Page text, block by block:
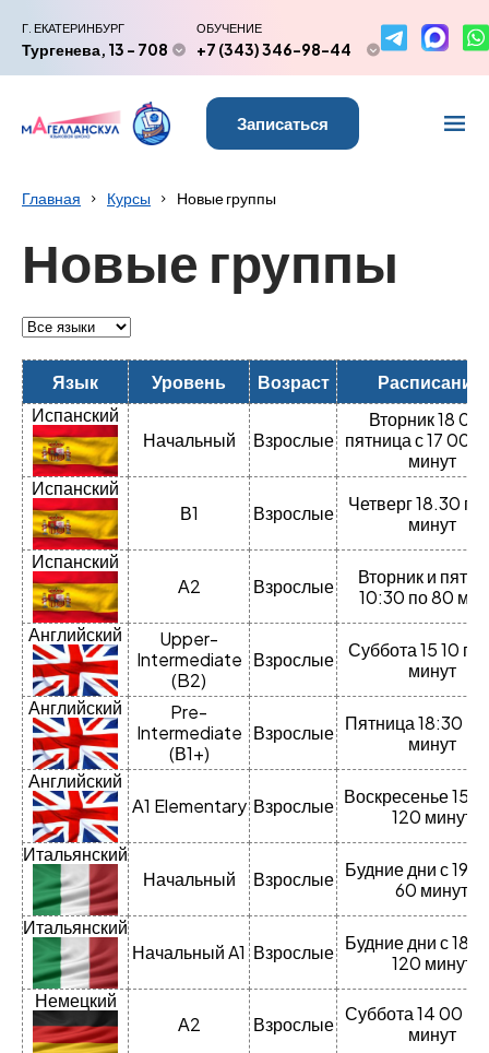
Г. ЕКАТЕРИНБУРГ
Тургенева, 13 - 708
ОБУЧЕНИЕ
+7 (343) 346-98-44
Записаться
Главная Курсы Новые группы
Новые группы
Язык Уровень Возраст
Расписание
Испанский
Начальный
Взрослые
Вторник 18 00
пятница с 17 00
минут
Испанский
В1
Взрослые
Четверг 18.30 по
минут
Испанский
А2
Взрослые
Вторник и
10:30 по 80
Английский
Upper-
Intermediate
(B2)
Взрослые
Суббота 15 10 по
минут
Английский
Pre-
Intermediate
(В1+)
Взрослые Пятница 18:30
минут
Английский
А1 Elementary Взрослые Воскресенье
120 минут
Итальянский
Начальный
Взрослые Будние дни с
60 минут
Итальянский
Начальный A1 Взрослые Будние дни с
120 минут
Немецкий
А2
Взрослые Суббота 14 00
минут